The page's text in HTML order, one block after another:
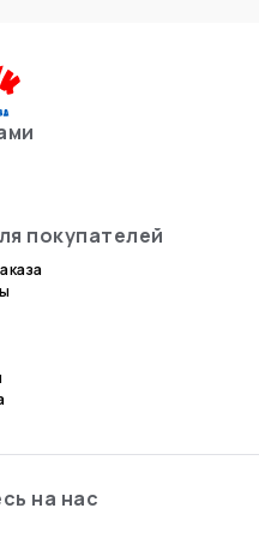
строительное,
фас. 4х4,
покупателей
на нас